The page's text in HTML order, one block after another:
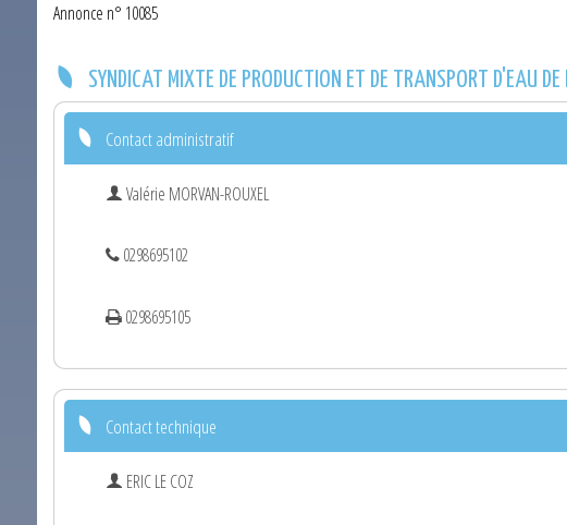
Annonce n° 10085
SYNDICAT MIXTE DE PRODUCTION ET DE TRANSPORT D'EAU DE
Contact administratif
Valérie MORVAN-ROUXEL
0298695102
0298695105
Contact technique
ERIC LE COZ